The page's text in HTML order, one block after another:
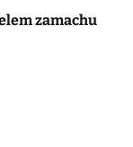
zamachu